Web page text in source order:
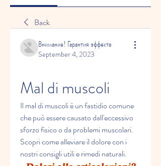
Back
Внимание! Гарантия эффекта
September 4, 2023
Mal di muscoli
Il mal di muscoli è un fastidio comune
che può essere causato dall'eccessivo
sforzo fisico o da problemi muscolari.
Scopri come alleviare il dolore con i
nostri consigli utili e rimedi naturali.